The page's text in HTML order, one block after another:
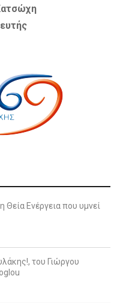
Ενέργεια που υμνεί
του Γιώργου